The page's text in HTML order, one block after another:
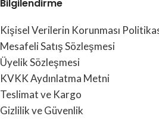
Bilgilendirme
Kişisel Verilerin Korunması
Mesafeli Satış Sözleşmesi
Üyelik Sözleşmesi
KVKK Aydınlatma Metni
Teslimat ve Kargo
Gizlilik ve Güvenlik